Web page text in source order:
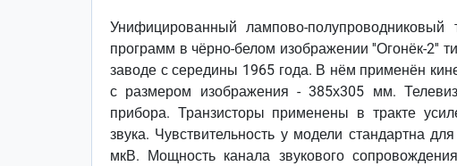
Унифицированный лампово-
программ в чёрно-белом изображении ''Огонёк-2''
заводе с середины 1965 года. В нём применён
с размером изображения - 385х305 мм.
прибора. Транзисторы применены в тракте
звука. Чувствительность у модели стандартна
мкВ. Мощность канала звукового